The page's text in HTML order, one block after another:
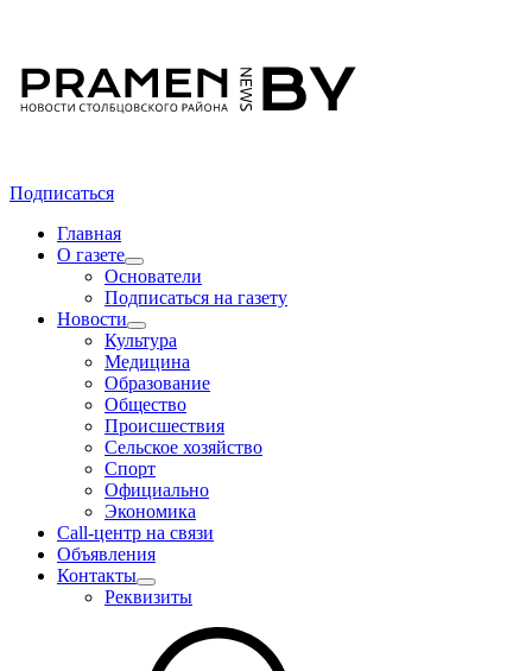
Подписаться
Главная
О газете
Основатели
Подписаться на газету
Новости
Культура
Медицина
Образование
Общество
Происшествия
Сельское хозяйство
Спорт
Официально
Экономика
Call-центр на связи
Объявления
Контакты
Реквизиты